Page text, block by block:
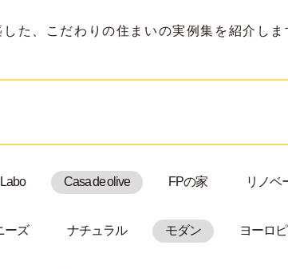
た、こだわりの住まいの実例集を紹介しま
Casa de olive FPの家 リノベ
ーズ ナチュラル モダン ヨーロ